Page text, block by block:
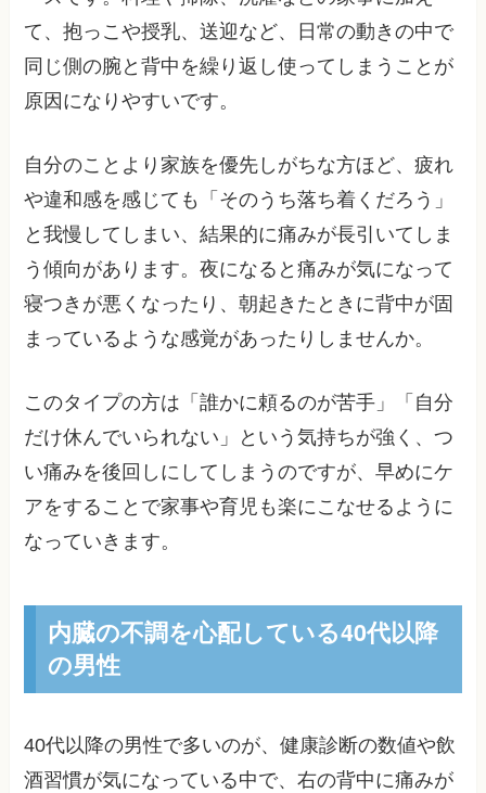
て、抱っこや授乳、送迎など、日常の動きの中で
同じ側の腕と背中を繰り返し使ってしまうことが
原因になりやすいです。
自分のことより家族を優先しがちな方ほど、疲れ
や違和感を感じても「そのうち落ち着くだろう」
と我慢してしまい、結果的に痛みが長引いてしま
う傾向があります。夜になると痛みが気になって
寝つきが悪くなったり、朝起きたときに背中が固
まっているような感覚があったりしませんか。
このタイプの方は「誰かに頼るのが苦手」「自分
だけ休んでいられない」という気持ちが強く、つ
い痛みを後回しにしてしまうのですが、早めにケ
アをすることで家事や育児も楽にこなせるように
なっていきます。
内臓の不調を心配している40代以降
の男性
40代以降の男性で多いのが、健康診断の数値や飲
酒習慣が気になっている中で、右の背中に痛みが